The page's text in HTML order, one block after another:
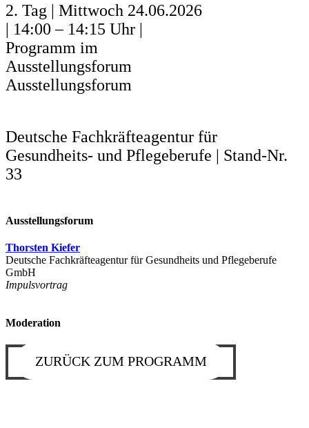
2. Tag | Mittwoch 24.06.2026
| 14:00 – 14:15 Uhr |
Programm im
Ausstellungsforum
Ausstellungsforum
Deutsche Fachkräfteagentur für
Gesundheits- und Pflegeberufe | Stand-Nr.
33
Ausstellungsforum
Thorsten Kiefer
Deutsche Fachkräfteagentur für Gesundheits und Pflegeberufe
GmbH
Impulsvortrag
Moderation
ZURÜCK ZUM PROGRAMM